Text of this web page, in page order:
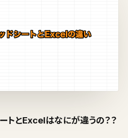
トとExcelはなにが違うの？？